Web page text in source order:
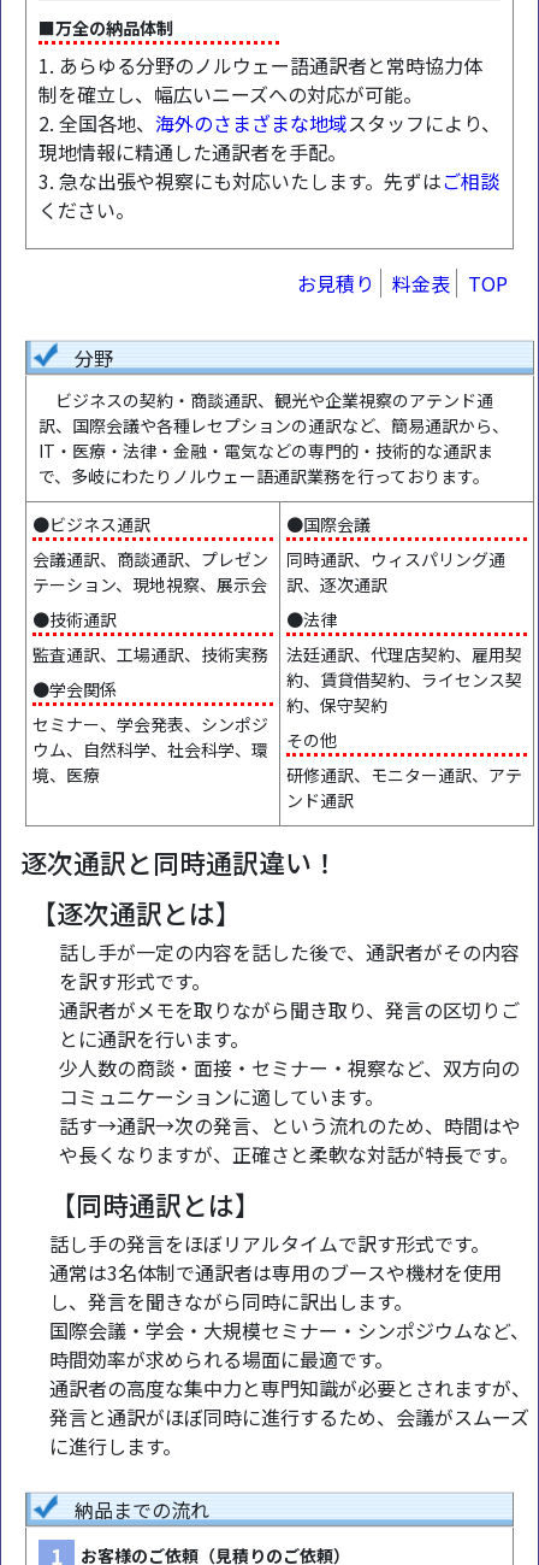
■万全の納品体制
1. あらゆる分野のノルウェー語通訳者と常時協力体
制を確立し、幅広いニーズへの対応が可能。
2. 全国各地、 海外のさまざまな地域スタッフにより、
現地情報に精通した通訳者を手配。
3. 急な出張や視察にも対応いたします。先ずはご相談
ください。
お見積り 料金表 TOP
分野
ビジネスの契約・商談通訳、観光や企業視察のアテンド通
訳、国際会議や各種レセプションの通訳など、簡易通訳から、
IT・医療・法律・金融・電気などの専門的・技術的な通訳ま
で、多岐にわたりノルウェー語通訳業務を行っております。
●ビジネス通訳
会議通訳、商談通訳、プレゼン
テーション、現地視察、展示会
●技術通訳
監査通訳、工場通訳、技術実務
●学会関係
セミナー、学会発表、シンポジ
ウム、自然科学、社会科学、環
境、医療
●国際会議
同時通訳、ウィスパリング通
訳、逐次通訳
●法律
法廷通訳、代理店契約、雇用契
約、賃貸借契約、ライセンス契
約、保守契約
その他
研修通訳、モニター通訳、アテ
ンド通訳
逐次通訳と同時通訳違い！
【逐次通訳とは】
話し手が一定の内容を話した後で、通訳者がその内容
を訳す形式です。
通訳者がメモを取りながら聞き取り、発言の区切りご
とに通訳を行います。
少人数の商談・面接・セミナー・視察など、双方向の
コミュニケーションに適しています。
話す→通訳→次の発言、という流れのため、時間はや
や長くなりますが、正確さと柔軟な対話が特長です。
【同時通訳とは】
話し手の発言をほぼリアルタイムで訳す形式です。
通常は3名体制で通訳者は専用のブースや機材を使用
し、発言を聞きながら同時に訳出します。
国際会議・学会・大規模セミナー・シンポジウムなど、
時間効率が求められる場面に最適です。
通訳者の高度な集中力と専門知識が必要とされますが、
発言と通訳がほぼ同時に進行するため、会議がスムーズ
に進行します。
納品までの流れ
1 お客様のご依頼（見積りのご依頼）